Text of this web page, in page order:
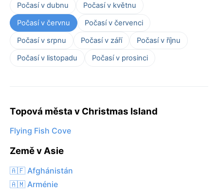
Počasí v dubnu
Počasí v květnu
Počasí v červnu
Počasí v červenci
Počasí v srpnu
Počasí v září
Počasí v říjnu
Počasí v listopadu
Počasí v prosinci
Topová města v Christmas Island
Flying Fish Cove
Země v Asie
🇦🇫 Afghánistán
🇦🇲 Arménie